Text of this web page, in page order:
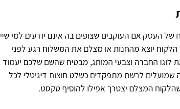
העסק אם העוקבים שצופים בה אינם יודעים למי
יוצא מהחנות או מצלם את המשלוח רגע לפני
לוגו החברה וצבעי המותג, מבטיח שהשם שלכם יעמוד
שמועלים לרשת מתפקדים כשלט חוצות דיגיטלי לכל
המצלם יצטרך אפילו להוסיף טקסט.